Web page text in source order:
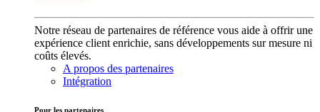
Notre réseau de partenaires de référence vous aide à offrir une
expérience client enrichie, sans développements sur mesure ni
coûts élevés.
A propos des partenaires
Intégration
Pour les partenaires